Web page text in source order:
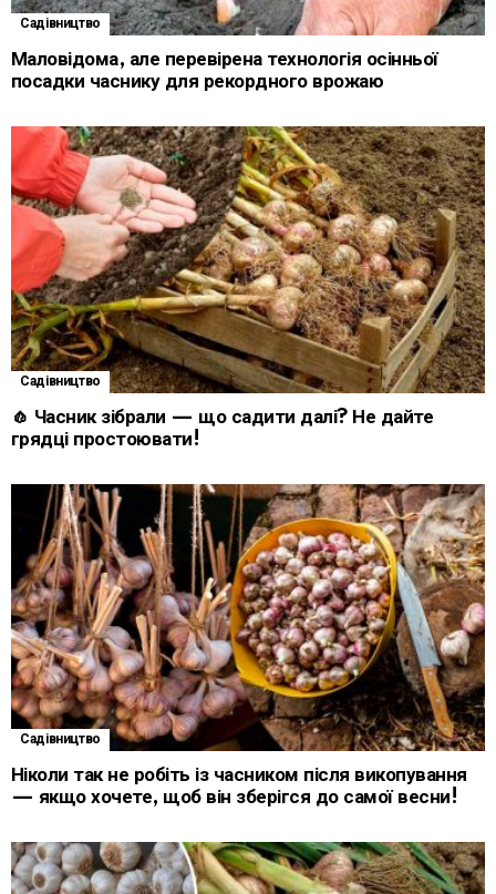
Садівництво
Маловідома, але перевірена технологія осінньої
посадки часнику для рекордного врожаю
Садівництво
🧄 Часник зібрали — що садити далі? Не дайте
грядці простоювати!
Садівництво
Ніколи так не робіть із часником після викопування
— якщо хочете, щоб він зберігся до самої весни!